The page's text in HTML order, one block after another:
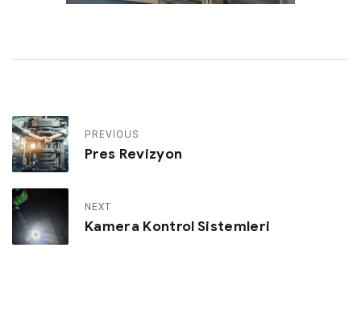
PREVIOUS
Pres Revizyon​
NEXT
Kamera Kontrol Sistemleri